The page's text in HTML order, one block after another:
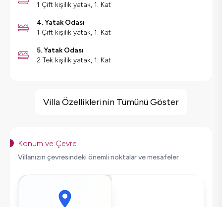
1 Çift kişilik yatak, 1. Kat
4. Yatak Odası
1 Çift kişilik yatak, 1. Kat
5. Yatak Odası
2 Tek kişilik yatak, 1. Kat
Deniz Manzarası
Sinema Odası
Spor Salonu
Salıncak
Saç Kurutma Makinası
Villa Özelliklerinin Tümünü Göster
Konum ve Çevre
Villanızın çevresindeki önemli noktalar ve mesafeler